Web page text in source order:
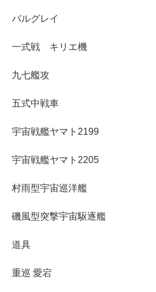
バルグレイ
一式戦 キリエ機
九七艦攻
五式中戦車
宇宙戦艦ヤマト2199
宇宙戦艦ヤマト2205
村雨型宇宙巡洋艦
磯風型突撃宇宙駆逐艦
道具
重巡 愛宕